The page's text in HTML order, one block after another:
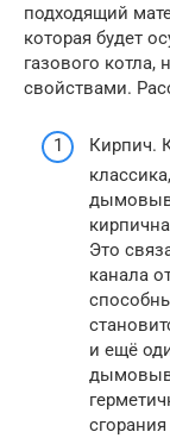
подходящий
которая будет
газового котла,
свойствами.
Кирпич.
Это
канала
и ещё